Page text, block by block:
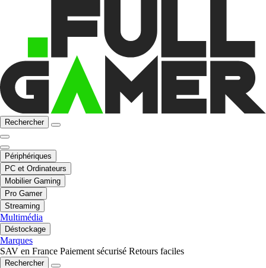
Rechercher
Périphériques
PC et Ordinateurs
Mobilier Gaming
Pro Gamer
Streaming
Multimédia
Déstockage
Marques
SAV en France Paiement sécurisé Retours faciles
Rechercher